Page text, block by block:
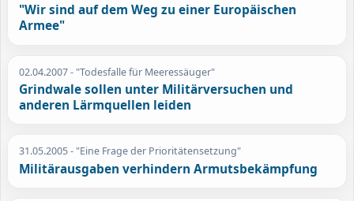
"Wir sind auf dem Weg zu einer Europäischen
Armee"
02.04.2007- "Todesfalle für Meeressäuger"
Grindwale sollen unter Militärversuchen und
anderen Lärmquellen leiden
31.05.2005- "Eine Frage der Prioritätensetzung"
Militärausgaben verhindern Armutsbekämpfung